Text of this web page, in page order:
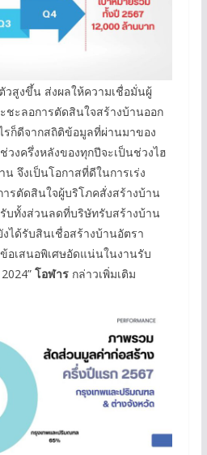
วสูงขึ้น ส่งผลให้ความเชื่อมั่นผู้
ชะลอการตัดสินใจสร้างบ้านออก
ก็ดีจากสถิติข้อมูลที่ผ่านมาของ
งครึ่งหลังของทุกปีจะเป็นช่วงไฮ
จึงเป็นโอกาสที่ดีในการเร่ง
รตัดสินใจผู้บริโภคสั่งสร้างบ้าน
บทั้งส่วนลดที่บริษัทรับสร้างบ้าน
ได้รับสินเชื่อสร้างบ้านอัตรา
อเสนอพิเศษอัดแน่นในงานรับ
โอฬารกล่าวเพิ่มเติม